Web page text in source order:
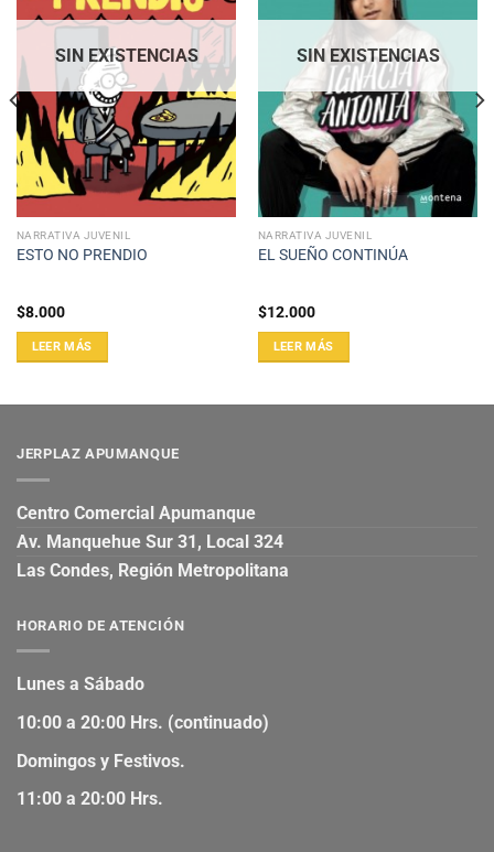
SIN EXISTENCIAS
NARRATIVA JUVENIL
ESTO NO PRENDIO
$8.000
LEER MÁS
SIN EXISTENCIAS
NARRATIVA JUVENIL
EL SUEÑO CONTINÚA
$12.000
LEER MÁS
JERPLAZ APUMANQUE
Centro Comercial Apumanque
Av. Manquehue Sur 31, Local 324
Las Condes, Región Metropolitana
HORARIO DE ATENCIÓN
Lunes a Sábado
10:00 a 20:00 Hrs. (continuado)
Domingos y Festivos.
11:00 a 20:00 Hrs.